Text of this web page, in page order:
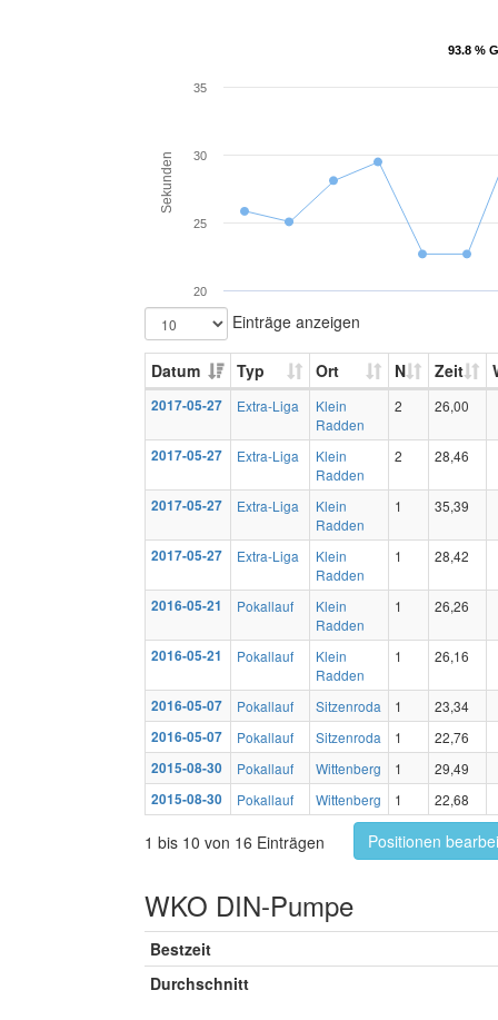
93.8 %
93.8 %
Sekunden
20
25
30
35
Einträge anzeigen
Datum Typ Ort N Zeit
2017-05-27 Extra-Liga
Klein
Radden
2 26,00
2017-05-27 Extra-Liga
Klein
Radden
2 28,46
2017-05-27 Extra-Liga
Klein
Radden
1 35,39
2017-05-27 Extra-Liga
Klein
Radden
1 28,42
2016-05-21 Pokallauf
Klein
Radden
1 26,26
2016-05-21 Pokallauf
Klein
Radden
1 26,16
2016-05-07 Pokallauf Sitzenroda 1
23,34
2016-05-07
Pokallauf Sitzenroda 1
22,76
2015-08-30
Pokallauf Wittenberg 1
29,49
2015-08-30
Pokallauf Wittenberg 1 22,68
1 bis 10 von 16 Einträgen Positionen
WKO DIN-Pumpe
Bestzeit
Durchschnitt